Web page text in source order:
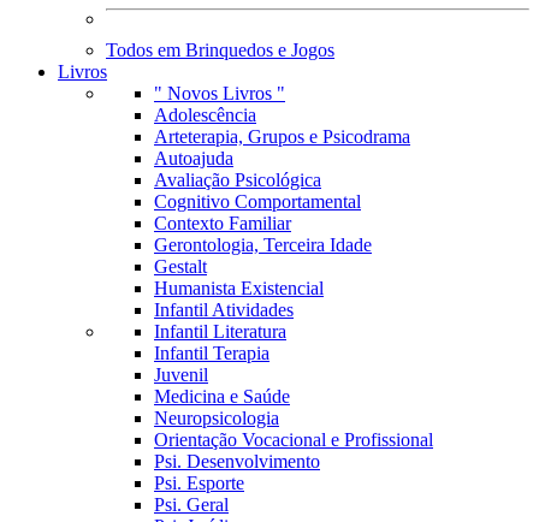
Todos em Brinquedos e Jogos
Livros
" Novos Livros "
Adolescência
Arteterapia, Grupos e Psicodrama
Autoajuda
Avaliação Psicológica
Cognitivo Comportamental
Contexto Familiar
Gerontologia, Terceira Idade
Gestalt
Humanista Existencial
Infantil Atividades
Infantil Literatura
Infantil Terapia
Juvenil
Medicina e Saúde
Neuropsicologia
Orientação Vocacional e Profissional
Psi. Desenvolvimento
Psi. Esporte
Psi. Geral